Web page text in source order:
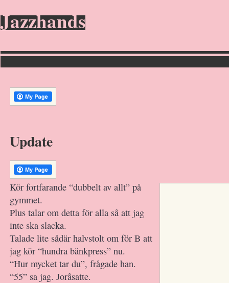
Jazzhands
Update
Kör fortfarande “dubbelt av allt” på
gymmet.
Plus talar om detta för alla så att jag
inte ska slacka.
Talade lite sådär halvstolt om för B att
jag kör “hundra bänkpress” nu.
“Hur mycket tar du”, frågade han.
“55” sa jag. Joråsatte.